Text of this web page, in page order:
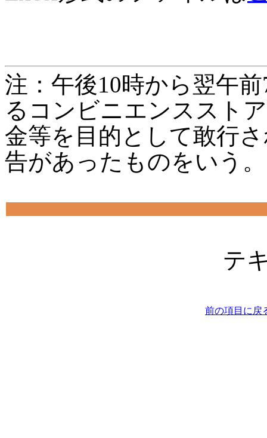
注：午後10時から翌午
るコンビニエンススト
金等を目的として敢行
告があったものをいう。
テ
前の項目に戻